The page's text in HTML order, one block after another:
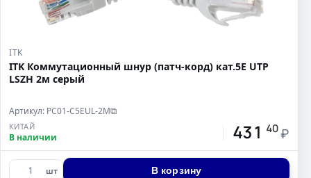
ITK
ITK Коммутационный шнур (патч-корд) кат.5E UTP
LSZH 2м серый
Артикул: PC01-C5EUL-2M⧉
КИТАЙ
В наличии 431 40 ₽
шт В корзину